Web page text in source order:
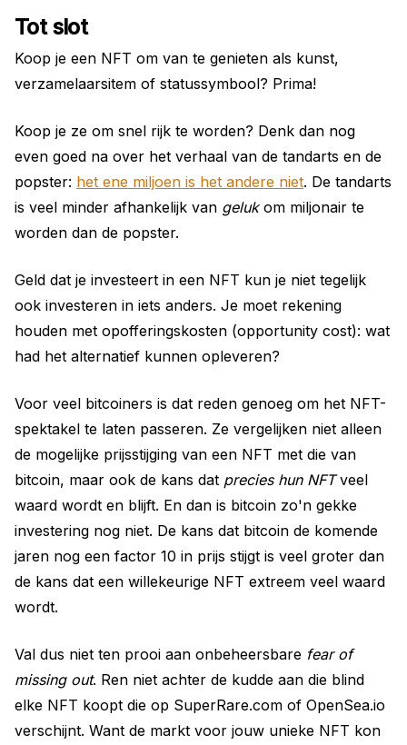
Tot slot
Koop je een NFT om van te genieten als kunst,
verzamelaarsitem of statussymbool? Prima!
Koop je ze om snel rijk te worden? Denk dan nog
even goed na over het verhaal van de tandarts en de
popster: het ene miljoen is het andere niet. De tandarts
is veel minder afhankelijk van gelukom miljonair te
worden dan de popster.
Geld dat je investeert in een NFT kun je niet tegelijk
ook investeren in iets anders. Je moet rekening
houden met opofferingskosten (opportunity cost): wat
had het alternatief kunnen opleveren?
Voor veel bitcoiners is dat reden genoeg om het NFT-
spektakel te laten passeren. Ze vergelijken niet alleen
de mogelijke prijsstijging van een NFT met die van
bitcoin, maar ook de kans dat precies hun NFTveel
waard wordt en blijft. En dan is bitcoin zo'n gekke
investering nog niet. De kans dat bitcoin de komende
jaren nog een factor 10 in prijs stijgt is veel groter dan
de kans dat een willekeurige NFT extreem veel waard
wordt.
Val dus niet ten prooi aan onbeheersbare fear of
missing out. Ren niet achter de kudde aan die blind
elke NFT koopt die op SuperRare.com of OpenSea.io
verschijnt. Want de markt voor jouw unieke NFT kon